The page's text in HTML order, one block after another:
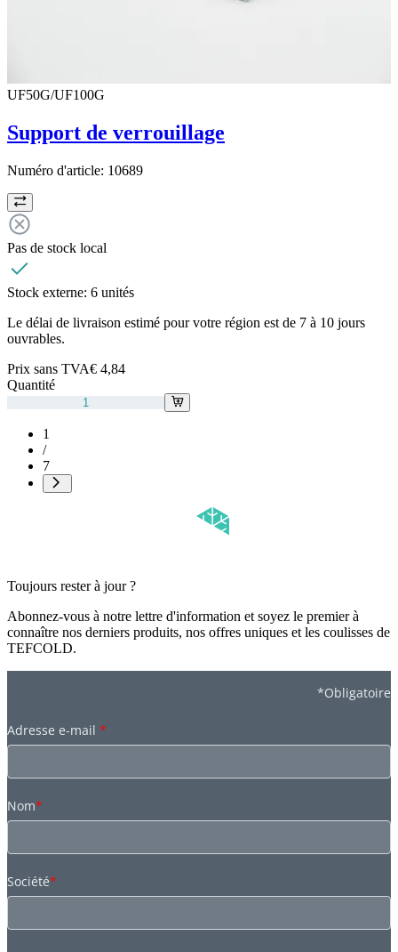
UF50G/UF100G
Support de verrouillage
Numéro d'article: 10689
Pas de stock local
Stock externe: 6 unités
Le délai de livraison estimé pour votre région est de 7 à 10 jours
ouvrables.
Prix sans TVA€ 4,84
Quantité
1
/
7
Toujours rester à jour ?
Abonnez-vous à notre lettre d'information et soyez le premier à
connaître nos derniers produits, nos offres uniques et les coulisses de
TEFCOLD.
*Obligatoire
Adresse e-mail *
Nom*
Société*